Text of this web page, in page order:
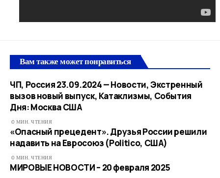
Вам также может понравиться
ЧП, Россия 23.09.2024 — Новости, Экстренный
вызов новый выпуск, Катаклизмы, События
Дня: Москва США
0 МИН. ЧТЕНИЯ
«Опасный прецедент». Друзья России решили
надавить на Евросоюз (Politico, США)
0 МИН. ЧТЕНИЯ
МИРОВЫЕ НОВОСТИ – 20 февраля 2025